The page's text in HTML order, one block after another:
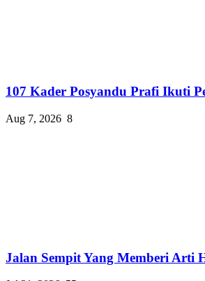
107 Kader Posyandu Prafi Ikuti
Aug 7, 2026 8
Jalan Sempit Yang Memberi Arti